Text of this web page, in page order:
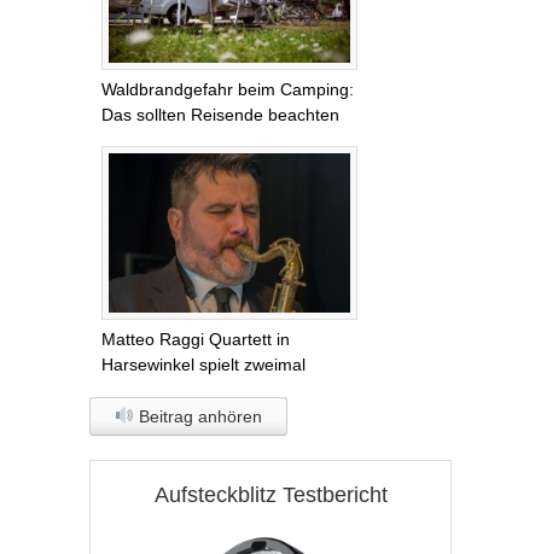
Waldbrandgefahr beim Camping:
Das sollten Reisende beachten
Matteo Raggi Quartett in
Harsewinkel spielt zweimal
Beitrag anhören
Aufsteckblitz Testbericht